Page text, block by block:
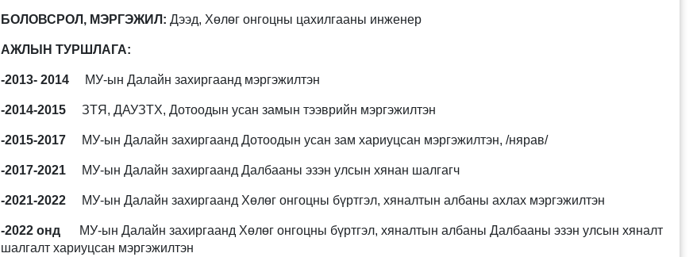
БОЛОВСРОЛ, МЭРГЭЖИЛ:Дээд, Хөлөг онгоцны цахилгааны инженер
АЖЛЫН ТУРШЛАГА:
-2013- 2014 МУ-ын Далайн захиргаанд мэргэжилтэн
-2014-2015 ЗТЯ, ДАУЗТХ, Дотоодын усан замын тээврийн мэргэжилтэн
-2015-2017 МУ-ын Далайн захиргаанд Дотоодын усан зам хариуцсан мэргэжилтэн, /нярав/
-2017-2021 МУ-ын Далайн захиргаанд Далбааны эзэн улсын хянан шалгагч
-2021-2022 МУ-ын Далайн захиргаанд Хөлөг онгоцны бүртгэл, хяналтын албаны ахлах мэргэжилтэн
-2022 онд МУ-ын Далайн захиргаанд Хөлөг онгоцны бүртгэл, хяналтын албаны Далбааны эзэн улсын хяналт
шалгалт хариуцсан мэргэжилтэн